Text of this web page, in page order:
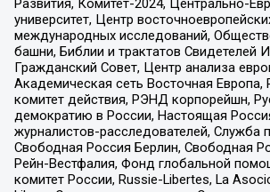
Развития, Комитет-2024, Центрально-
университет, Центр
международных исследований,
башни, Библии и трактатов Свидетелей
Гражданский Совет, Центр анализа
Академическая сеть Восточная Европа,
комитет действия, РЭНД корпорейшн,
демократию в России, Настоящая
журналистов-расследователей, Служба
Свободная Россия Берлин, Свободная
Рейн-Вестфалия, Фонд глобальной
комитет России, Russie-Libertes, La